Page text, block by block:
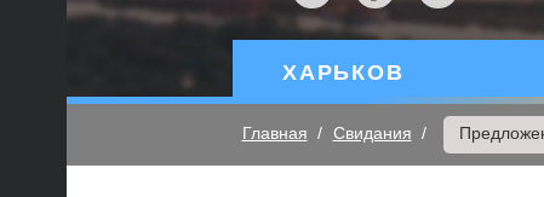
ХАРЬКОВ
Главная Свидания